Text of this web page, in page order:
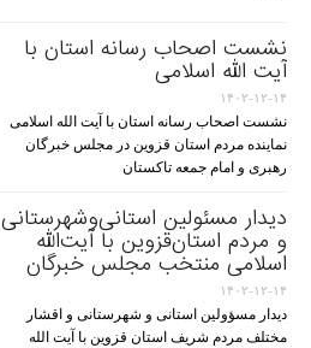
نشست اصحاب رسانه استان با
آیت الله اسلامی
۱۴۰۲-۱۲-۱۴
نشست اصحاب رسانه استان با آیت الله اسلامی
نماینده مردم استان قزوین در مجلس خبرگان
رهبری و امام جمعه تاکستان
دیدار مسئولین استانی‌وشهرستانی
و مردم‌ استان‌قزوین با آیت‌الله‌
اسلامی منتخب مجلس‌ خبرگان
۱۴۰۲-۱۲-۱۴
دیدار مسؤولین استانی و شهرستانی و اقشار
مختلف مردم شریف استان قزوین با آیت الله